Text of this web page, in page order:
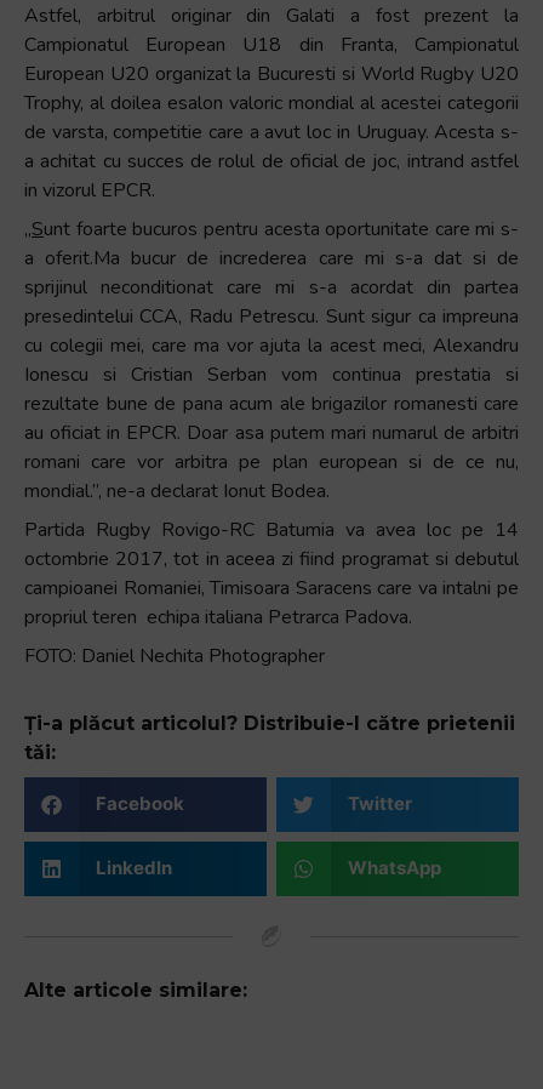
interacționați
conținutul.
Astfel, arbitrul originar din Galati a fost prezent la
Campionatul European U18 din Franta, Campionatul
European U20 organizat la Bucuresti si World Rugby U20
Trophy, al doilea esalon valoric mondial al acestei categorii
de varsta, competitie care a avut loc in Uruguay. Acesta s-
a achitat cu succes de rolul de oficial de joc, intrand astfel
in vizorul EPCR.
„Sunt foarte bucuros pentru acesta oportunitate care mi s-
a oferit.Ma bucur de increderea care mi s-a dat si de
sprijinul neconditionat care mi s-a acordat din partea
presedintelui CCA, Radu Petrescu. Sunt sigur ca impreuna
cu colegii mei, care ma vor ajuta la acest meci, Alexandru
Ionescu si Cristian Serban vom continua prestatia si
rezultate bune de pana acum ale brigazilor romanesti care
au oficiat in EPCR. Doar asa putem mari numarul de arbitri
romani care vor arbitra pe plan european si de ce nu,
mondial.”, ne-a declarat Ionut Bodea.
Partida Rugby Rovigo-RC Batumia va avea loc pe 14
octombrie 2017, tot in aceea zi fiind programat si debutul
campioanei Romaniei, Timisoara Saracens care va intalni pe
propriul teren echipa italiana Petrarca Padova.
FOTO: Daniel Nechita Photographer
Ți-a plăcut articolul? Distribuie-l către prietenii
tăi:
Facebook Twitter
LinkedIn WhatsApp
Alte articole similare: